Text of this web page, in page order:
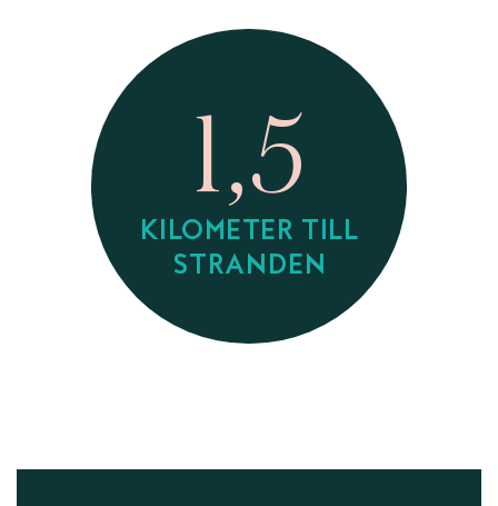
1,5
KILOMETER TILL
STRANDEN